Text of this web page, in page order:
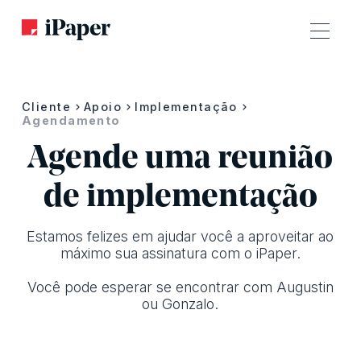
Cliente Apoio
Implementação
Agendamento
Agende uma reunião
de implementação
Estamos felizes em ajudar você a aproveitar ao
máximo sua assinatura com o iPaper.
Você pode esperar se encontrar com Augustin
ou Gonzalo.